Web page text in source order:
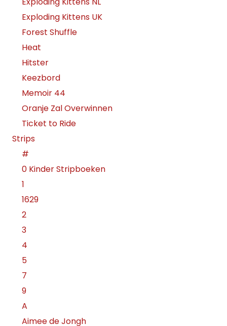
Exploding Kittens UK
Forest Shuffle
Heat
Hitster
Keezbord
Memoir 44
Oranje Zal Overwinnen
Ticket to Ride
Strips
#
0 Kinder Stripboeken
1
1629
2
3
4
5
7
9
A
Aimee de Jongh